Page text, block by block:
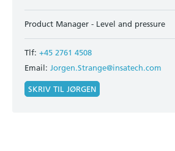
Product Manager - Level and pressure
Tlf: +45 2761 4508
Email: Jorgen.Strange@insatech.com
SKRIV TIL JØRGEN